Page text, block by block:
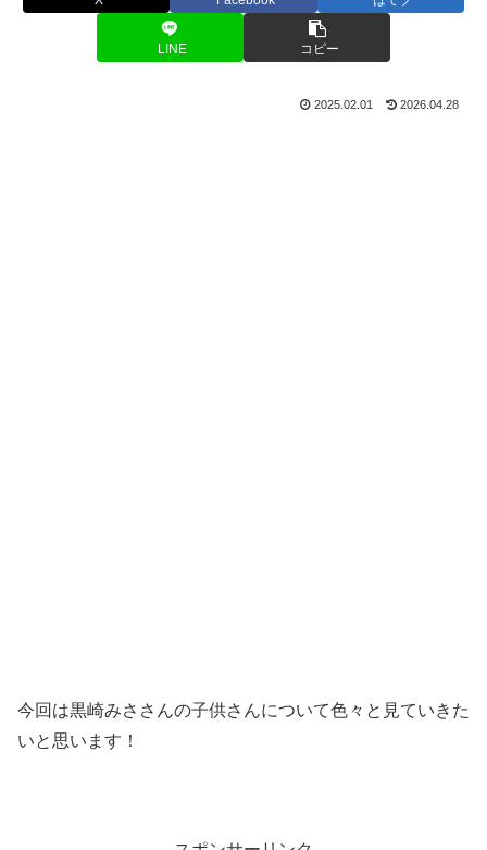
LINE コピー
2025.02.01 2026.04.28
今回は黒崎みささんの子供さんについて色々と見ていきた
いと思います！